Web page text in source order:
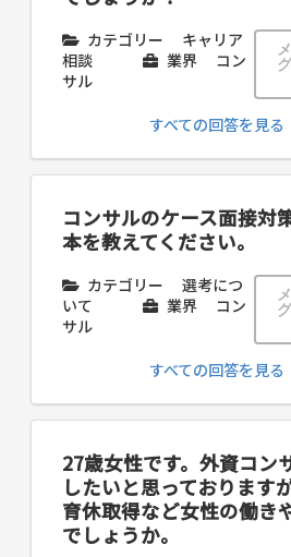
カテゴリー
キャリア
相談
業界
コン
サル
すべての回答を見る
コンサルのケース面接対
本を教えてください。
カテゴリー
選考につ
いて
業界
コン
サル
すべての回答を見る
27歳女性です。外資コン
したいと思っております
育休取得など女性の働き
でしょうか。